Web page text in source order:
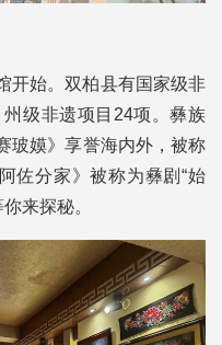
开始。双柏县有国家级非
级非遗项目24项。彝族
玻嫫》享誉海内外，被称
佐分家》被称为彝剧“始
来探秘。